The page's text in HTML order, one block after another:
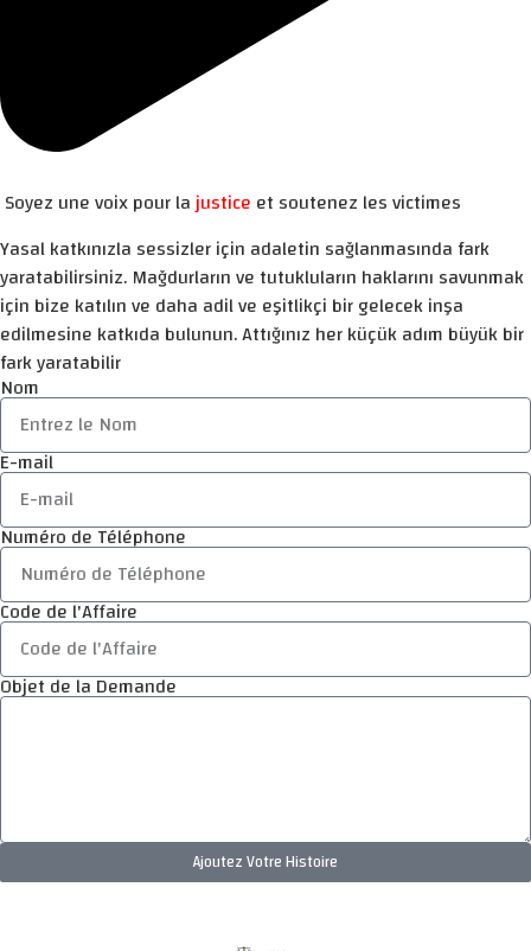
Soyez une voix pour lajustice et soutenez les victimes
Yasal katkınızla sessizler için adaletin sağlanmasında fark
yaratabilirsiniz. Mağdurların ve tutukluların haklarını savunmak
için bize katılın ve daha adil ve eşitlikçi bir gelecek inşa
edilmesine katkıda bulunun. Attığınız her küçük adım büyük bir
fark yaratabilir
Nom
E-mail
Numéro de Téléphone
Code de l'Affaire
Objet de la Demande
Ajoutez Votre Histoire